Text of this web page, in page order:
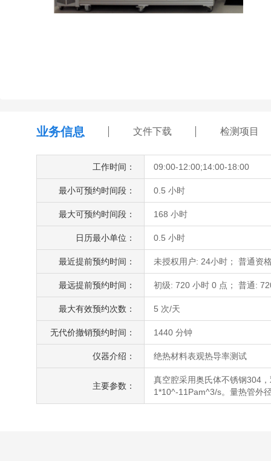
业务信息 文件下载 检测项目
工作时间： 09:00-12:00;14:00-18:00
最小可预约时间段： 0.5 小时
最大可预约时间段： 168 小时
日历最小单位： 0.5 小时
最近提前预约时间： 未授权用户: 24小时； 普通资
最远提前预约时间： 初级: 720 小时 0 点； 普通:
最大有效预约次数： 5 次/天
无代价撤销预约时间： 1440 分钟
仪器介绍： 绝热材料表观热导率测试
主要参数：
真空腔采用奥氏体不锈钢304
1*10^-11Pam^3/s。量热管外